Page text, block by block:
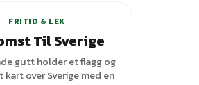
FRITID & LEK
Til Sverige
gutt holder et flagg og
kart over Sverige med en